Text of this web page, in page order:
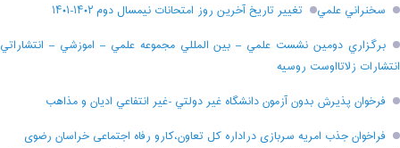
سخنراني علمي
تغيير تاريخ آخرين روز امتحانات نيمسال دوم ۱۴۰۲-۱۴۰۱
برگزاري دومين نشست علمي – بين المللي مجموعه علمي – اموزشي – انتشاراتي
انتشارات زلاتااوست روسيه
فرخوان پذيرش بدون آزمون دانشگاه غير دولتي -غير انتفاعي اديان و مذاهب
فراخوان جذب امریه سربازی دراداره کل تعاون،کارو رفاه اجتماعی خراسان رضوی